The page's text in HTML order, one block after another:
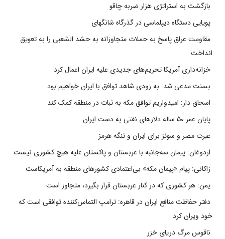
بازگشت به استراتژی هزار ضربه چاقو
پویایی دستگاه دیپلماسی در گذرگاه شانگهای
مقاومت عراق پاسخ به حملات متجاوزانه به حشد الشعبی را به تعویق
انداخت
خزانه‌داری آمریکا تحریم‌های جدیدی علیه ایران اعمال کرد
بسنت مدعی شد: به زودی شاهد توافق با ایران خواهیم بود
اسحاق دار: امیدواریم توافق مکه به ثبات در منطقه کمک کند
پایان عمر ۵۰ ساله دلارهای نفتی به دست ایران
عبرت مصر و سوئز برای ایران و تنگه هرمز
اردوغان: پیمان سه‌جانبه با عربستان و پاکستان علیه هیچ کشوری نیست
زاکانی: پیام «پیمان مکه» بی‌اعتمادی کشورهای منطقه به آمریکاست
یمن: هر کشوری که در کنار عربستان قرار بگیرد، متجاوز است
دفتر حفاظت منافع ایران در قاهره: ترامپ التماس‌کننده توافقی است که
خود ویران کرد
ناقوس مرگ دریای خزر